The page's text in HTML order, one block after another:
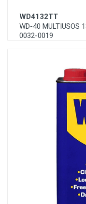
WD4132TT
WD-40 MULTIUSOS
0032-0019